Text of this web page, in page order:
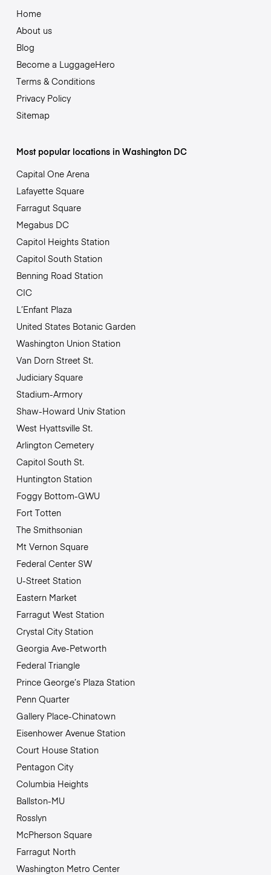
Home
About us
Blog
Become a LuggageHero
Terms & Conditions
Privacy Policy
Sitemap
Most popular locations in Washington DC
Capital One Arena
Lafayette Square
Farragut Square
Megabus DC
Capitol Heights Station
Capitol South Station
Benning Road Station
CIC
L’Enfant Plaza
United States Botanic Garden
Washington Union Station
Van Dorn Street St.
Judiciary Square
Stadium-Armory
Shaw-Howard Univ Station
West Hyattsville St.
Arlington Cemetery
Capitol South St.
Huntington Station
Foggy Bottom-GWU
Fort Totten
The Smithsonian
Mt Vernon Square
Federal Center SW
U-Street Station
Eastern Market
Farragut West Station
Crystal City Station
Georgia Ave-Petworth
Federal Triangle
Prince George’s Plaza Station
Penn Quarter
Gallery Place-Chinatown
Eisenhower Avenue Station
Court House Station
Pentagon City
Columbia Heights
Ballston-MU
Rosslyn
McPherson Square
Farragut North
Washington Metro Center